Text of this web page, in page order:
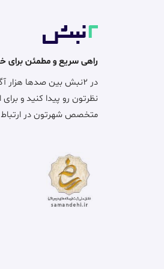
راهی سریع و مطمئن برای
در ۲نبش بین صدها
نظرتون رو پیدا کنید و
متخصص شهرتون در